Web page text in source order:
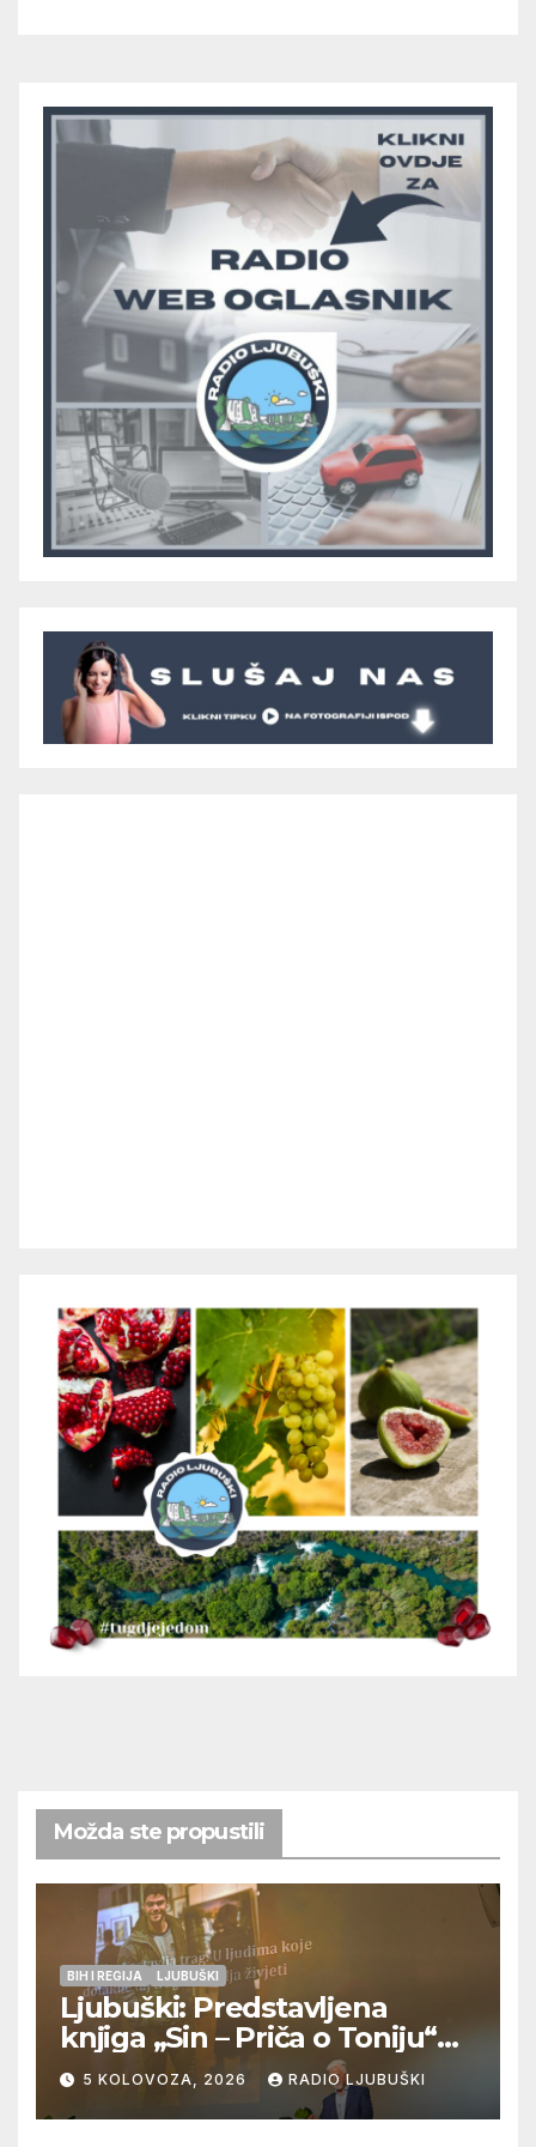
Možda ste propustili
BIH I REGIJA LJUBUŠKI
Ljubuški: Predstavljena
knjiga „Sin – Priča o Toniju“
dr. sc. Zdenka Hercega
5 KOLOVOZA, 2026 RADIO LJUBUŠKI